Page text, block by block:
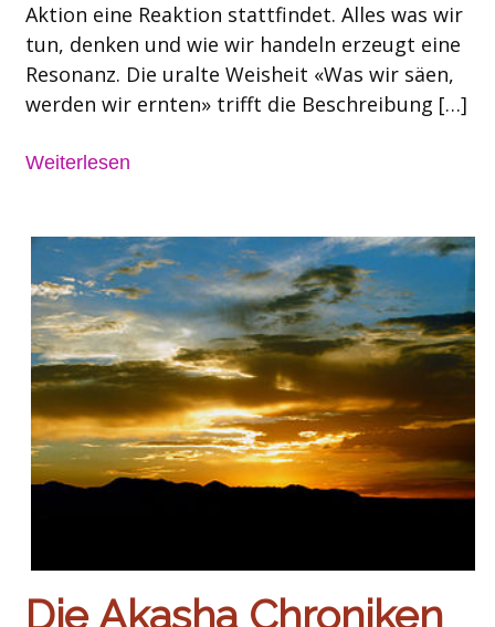
Aktion eine Reaktion stattfindet. Alles was wir
tun, denken und wie wir handeln erzeugt eine
Resonanz. Die uralte Weisheit «Was wir säen,
werden wir ernten» trifft die Beschreibung […]
Weiterlesen
Die Akasha Chroniken